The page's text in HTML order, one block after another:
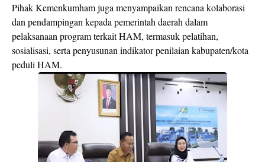
Pihak Kemenkumham juga menyampaikan rencana kolaborasi
dan pendampingan kepada pemerintah daerah dalam
pelaksanaan program terkait HAM, termasuk pelatihan,
sosialisasi, serta penyusunan indikator penilaian kabupaten/kota
peduli HAM.